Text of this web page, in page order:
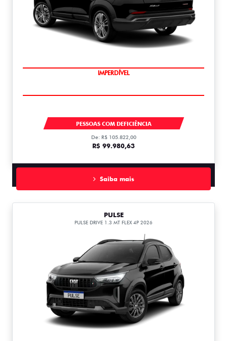
IMPERDÍVEL
PESSOAS COM DEFICIÊNCIA
De: R$ 105.822,00
R$ 99.980,63
Saiba mais
PULSE
PULSE DRIVE 1.3 MT FLEX 4P 2026